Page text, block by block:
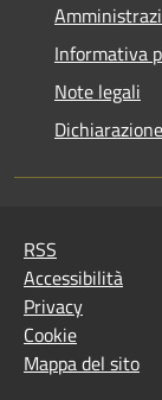
Informativa
Note legali
RSS
Accessibilità
Privacy
Cookie
Mappa del sito